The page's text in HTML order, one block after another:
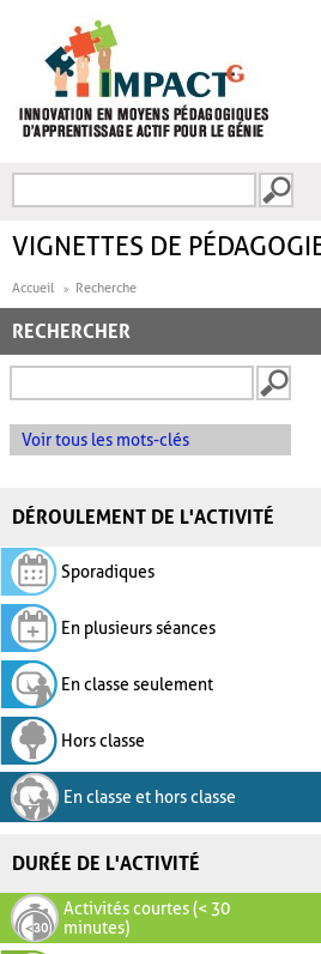
FORMULAIRE DE
VIGNETTES DE
Accueil Recherche
RECHERCHER
Voir tous les mots-clés
DÉROULEMENT DE L'ACTIVITÉ
Sporadiques
En plusieurs séances
En classe seulement
Hors classe
En classe et hors classe
DURÉE DE L'ACTIVITÉ
Activités courtes (< 30
minutes)